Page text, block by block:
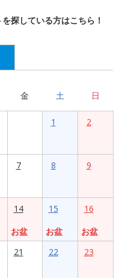
探している方はこちら！
金 土 日
1 2
7 8 9
14
お盆
15
お盆
16
お盆
21 22 23